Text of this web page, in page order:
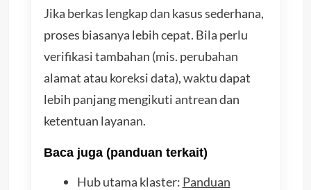
Jika berkas lengkap dan kasus sederhana,
proses biasanya lebih cepat. Bila perlu
verifikasi tambahan (mis. perubahan
alamat atau koreksi data), waktu dapat
lebih panjang mengikuti antrean dan
ketentuan layanan.
Baca juga (panduan terkait)
Hub utama klaster: Panduan